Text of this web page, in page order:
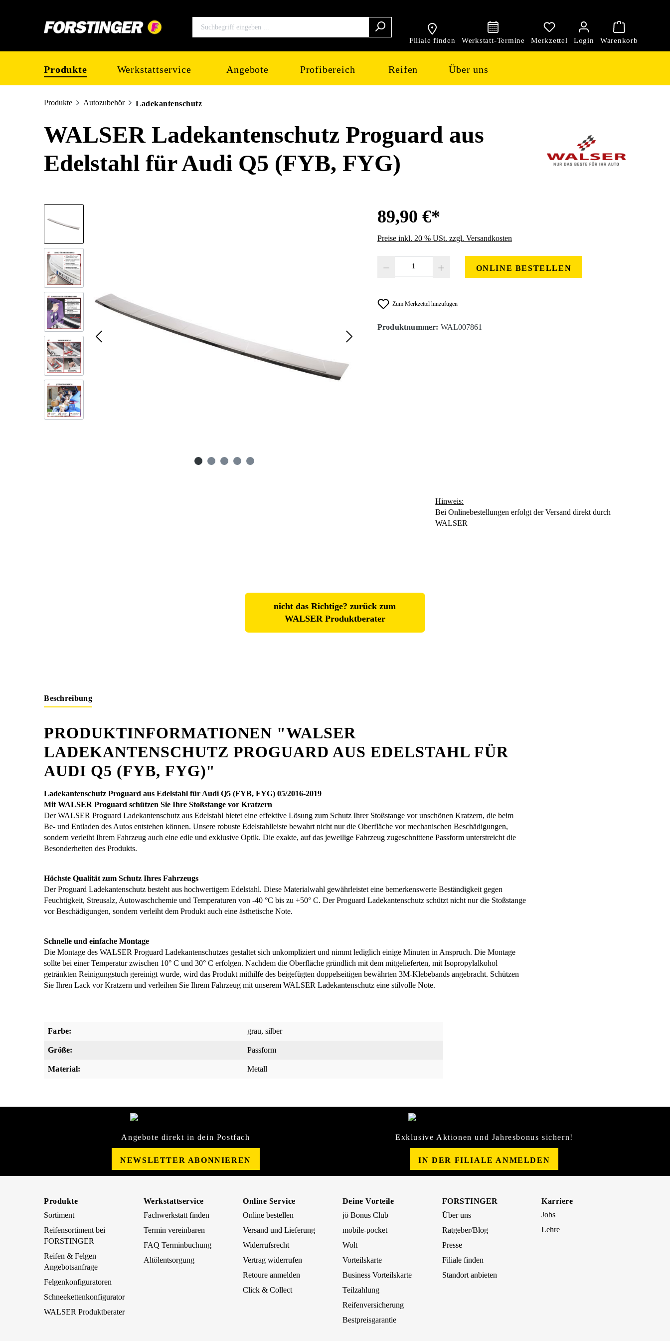
Filiale finden
Produkte Werkstattservice Angebote Profibereich Reifen Über uns
Produkte Autozubehör Ladekantenschutz
WALSER Ladekantenschutz Proguard aus
Edelstahl für Audi Q5 (FYB, FYG)
89,90 €*
Preise inkl. 20 % USt. zzgl. Versandkosten
ONLINE BESTELLEN
Zum Merkzettel hinzufügen
Produktnummer: WAL007861
Hinweis:
Bei Onlinebestellungen erfolgt der Versand direkt durch
WALSER
nicht das Richtige? zurück zum
WALSER Produktberater
Beschreibung
PRODUKTINFORMATIONEN "WALSER
LADEKANTENSCHUTZ PROGUARD AUS EDELSTAHL FÜR
AUDI Q5 (FYB, FYG)"
Ladekantenschutz Proguard aus Edelstahl für Audi Q5 (FYB, FYG) 05/2016-2019
Mit WALSER Proguard schützen Sie Ihre Stoßstange vor Kratzern
Der WALSER Proguard Ladekantenschutz aus Edelstahl bietet eine effektive Lösung zum Schutz Ihrer Stoßstange vor unschönen Kratzern, die beim
Be- und Entladen des Autos entstehen können. Unsere robuste Edelstahlleiste bewahrt nicht nur die Oberfläche vor mechanischen Beschädigungen,
sondern verleiht Ihrem Fahrzeug auch eine edle und exklusive Optik. Die exakte, auf das jeweilige Fahrzeug zugeschnittene Passform unterstreicht die
Besonderheiten des Produkts.
Höchste Qualität zum Schutz Ihres Fahrzeugs
Der Proguard Ladekantenschutz besteht aus hochwertigem Edelstahl. Diese Materialwahl gewährleistet eine bemerkenswerte Beständigkeit gegen
Feuchtigkeit, Streusalz, Autowaschchemie und Temperaturen von -40 °C bis zu +50° C. Der Proguard Ladekantenschutz schützt nicht nur die Stoßstange
vor Beschädigungen, sondern verleiht dem Produkt auch eine ästhetische Note.
Schnelle und einfache Montage
Die Montage des WALSER Proguard Ladekantenschutzes gestaltet sich unkompliziert und nimmt lediglich einige Minuten in Anspruch. Die Montage
sollte bei einer Temperatur zwischen 10° C und 30° C erfolgen. Nachdem die Oberfläche gründlich mit dem mitgelieferten, mit Isopropylalkohol
getränkten Reinigungstuch gereinigt wurde, wird das Produkt mithilfe des beigefügten doppelseitigen bewährten 3M-Klebebands angebracht. Schützen
Sie Ihren Lack vor Kratzern und verleihen Sie Ihrem Fahrzeug mit unserem WALSER Ladekantenschutz eine stilvolle Note.
Farbe: grau, silber
Größe: Passform
Material: Metall
Angebote direkt in dein Postfach
NEWSLETTER ABONNIEREN
Exklusive Aktionen und Jahresbonus sichern!
IN DER FILIALE ANMELDEN
Produkte
Sortiment
Reifensortiment bei
FORSTINGER
Reifen & Felgen
Angebotsanfrage
Felgenkonfiguratoren
Schneekettenkonfigurator
WALSER Produktberater
Werkstattservice
Fachwerkstatt finden
Termin vereinbaren
FAQ Terminbuchung
Altölentsorgung
Online Service
Online bestellen
Versand und Lieferung
Widerrufsrecht
Vertrag widerrufen
Retoure anmelden
Click & Collect
Deine Vorteile
jö Bonus Club
mobile-pocket
Wolt
Vorteilskarte
Business Vorteilskarte
Teilzahlung
Reifenversicherung
Bestpreisgarantie
FORSTINGER
Über uns
Ratgeber/Blog
Presse
Filiale finden
Standort anbieten
Karriere
Jobs
Lehre